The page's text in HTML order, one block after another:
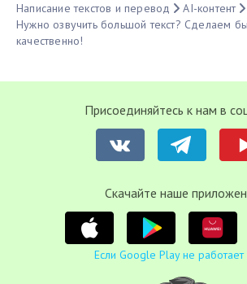
Написание текстов и перевод
AI-контент
Нужно озвучить большой текст? Сделаем
качественно!
Присоединяйтесь к нам в
Cкачайте наше
Если Google Play не работает